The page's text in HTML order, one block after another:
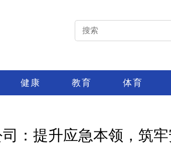
健康 教育 体育
：提升应急本领，筑